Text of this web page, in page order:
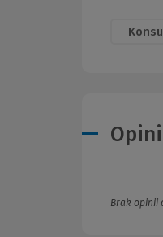
Brak opinii